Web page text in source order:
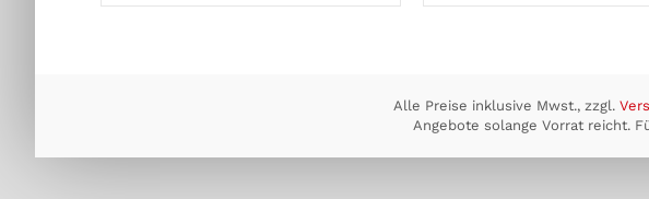
Alle Preise inklusive Mwst., zzgl.
Angebote solange Vorrat reicht.